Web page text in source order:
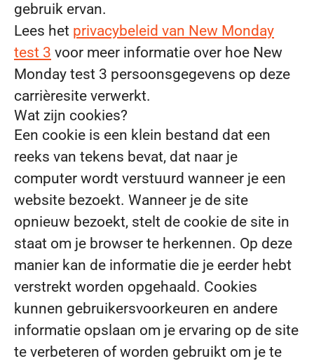
gebruik ervan.
Lees het privacybeleid van New Monday
test 3 voor meer informatie over hoe New
Monday test 3 persoonsgegevens op deze
carrièresite verwerkt.
Wat zijn cookies?
Een cookie is een klein bestand dat een
reeks van tekens bevat, dat naar je
computer wordt verstuurd wanneer je een
website bezoekt. Wanneer je de site
opnieuw bezoekt, stelt de cookie de site in
staat om je browser te herkennen. Op deze
manier kan de informatie die je eerder hebt
verstrekt worden opgehaald. Cookies
kunnen gebruikersvoorkeuren en andere
informatie opslaan om je ervaring op de site
te verbeteren of worden gebruikt om je te